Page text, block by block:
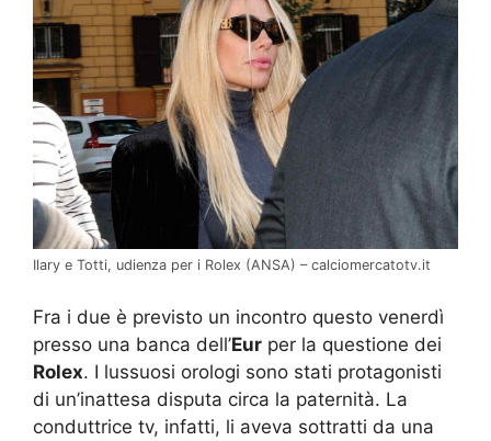
Ilary e Totti, udienza per i Rolex (ANSA) – calciomercatotv.it
Fra i due è previsto un incontro questo venerdì
presso una banca dell’Eur per la questione dei
Rolex. I lussuosi orologi sono stati protagonisti
di un’inattesa disputa circa la paternità. La
conduttrice tv, infatti, li aveva sottratti da una